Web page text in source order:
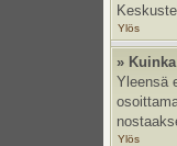
Ylös
»
Yleensä
Ylös